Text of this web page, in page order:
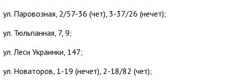
ул. Паровозная, 2/57-36 (чет), 3-37/26 (нечет);
ул. Тюльпанная, 7, 9;
ул. Леси Украинки, 147;
ул. Новаторов, 1-19 (нечет), 2-18/82 (чет);